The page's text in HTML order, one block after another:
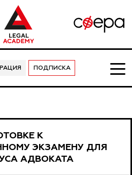
ПОДПИСКА
К
ЭКЗАМЕНУ ДЛЯ
АДВОКАТА